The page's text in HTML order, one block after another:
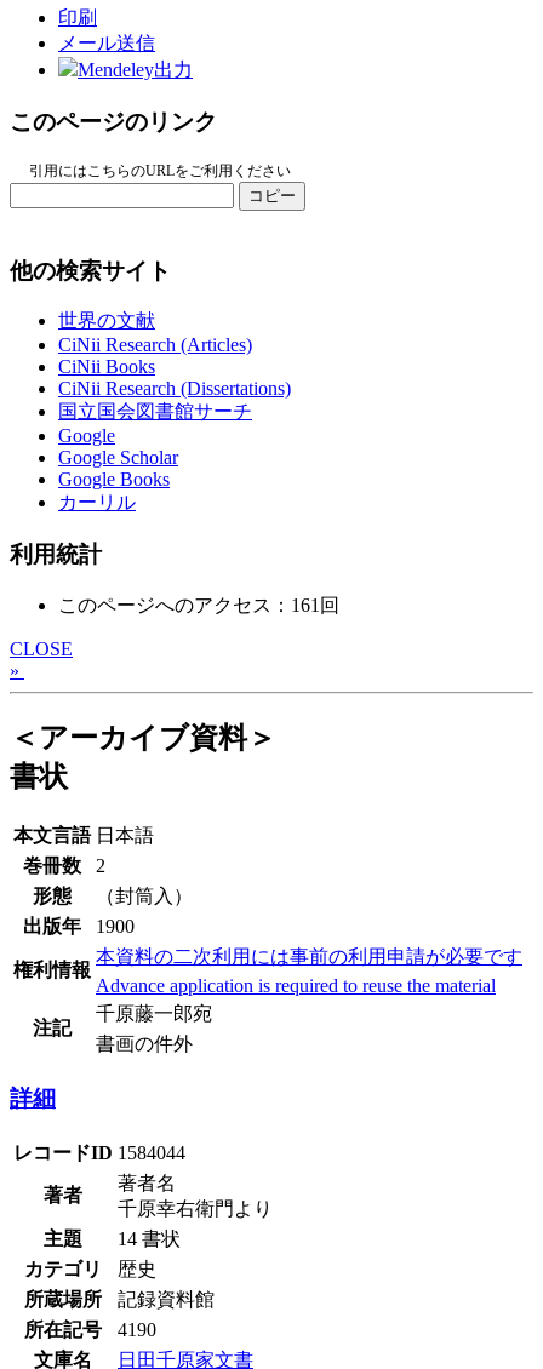
印刷
メール送信
Mendeley出力
このページのリンク
引用にはこちらのURLをご利用ください
コピー
他の検索サイト
世界の文献
CiNii Research (Articles)
CiNii Books
CiNii Research (Dissertations)
国立国会図書館サーチ
Google
Google Scholar
Google Books
カーリル
利用統計
このページへのアクセス：161回
CLOSE
»
＜アーカイブ資料＞
書状
本文言語 日本語
巻冊数
2
形態
（封筒入）
出版年
1900
権利情報
本資料の二次利用には事前の利用申請が必要です
Advance application is required to reuse the material
注記
千原藤一郎宛
書画の件外
詳細
レコードID 1584044
著者
著者名
千原幸右衛門より
主題
14 書状
カテゴリ
歴史
所蔵場所
記録資料館
所在記号
4190
文庫名
日田千原家文書